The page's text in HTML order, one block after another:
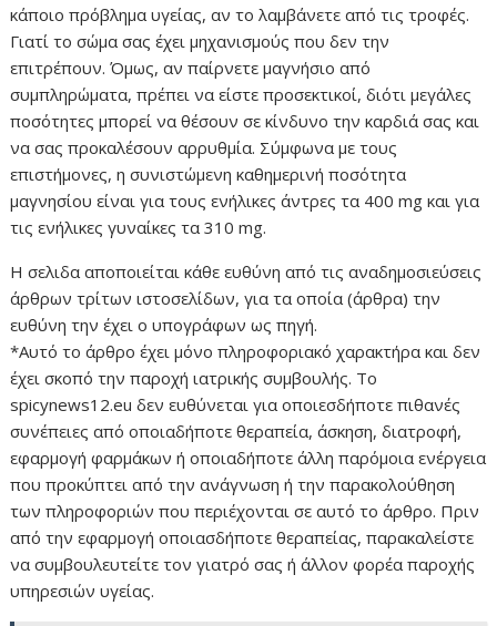
κάποιο πρόβλημα υγείας, αν το λαμβάνετε από τις τροφές.
Γιατί το σώμα σας έχει μηχανισμούς που δεν την
επιτρέπουν. Όμως, αν παίρνετε μαγνήσιο από
συμπληρώματα, πρέπει να είστε προσεκτικοί, διότι μεγάλες
ποσότητες μπορεί να θέσουν σε κίνδυνο την καρδιά σας και
να σας προκαλέσουν αρρυθμία. Σύμφωνα με τους
επιστήμονες, η συνιστώμενη καθημερινή ποσότητα
μαγνησίου είναι για τους ενήλικες άντρες τα 400 mg και για
τις ενήλικες γυναίκες τα 310 mg.
Η σελιδα αποποιείται κάθε ευθύνη από τις αναδημοσιεύσεις
άρθρων τρίτων ιστοσελίδων, για τα οποία (άρθρα) την
ευθύνη την έχει ο υπογράφων ως πηγή.
*Αυτό το άρθρο έχει μόνο πληροφοριακό χαρακτήρα και δεν
έχει σκοπό την παροχή ιατρικής συμβουλής. Το
spicynews12.eu δεν ευθύνεται για οποιεσδήποτε πιθανές
συνέπειες από οποιαδήποτε θεραπεία, άσκηση, διατροφή,
εφαρμογή φαρμάκων ή οποιαδήποτε άλλη παρόμοια ενέργεια
που προκύπτει από την ανάγνωση ή την παρακολούθηση
των πληροφοριών που περιέχονται σε αυτό το άρθρο. Πριν
από την εφαρμογή οποιασδήποτε θεραπείας, παρακαλείστε
να συμβουλευτείτε τον γιατρό σας ή άλλον φορέα παροχής
υπηρεσιών υγείας.